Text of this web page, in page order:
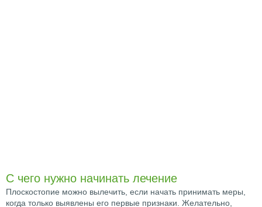
С чего нужно начинать лечение
Плоскостопие можно вылечить, если начать принимать меры,
когда только выявлены его первые признаки. Желательно,